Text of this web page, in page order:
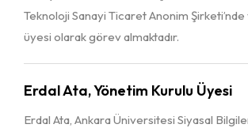
Teknoloji Sanayi Ticaret Anonim
üyesi olarak görev almaktadır.
Erdal Ata, Yönetim Kurulu Üyesi
Erdal Ata, Ankara Üniversitesi Siyasal